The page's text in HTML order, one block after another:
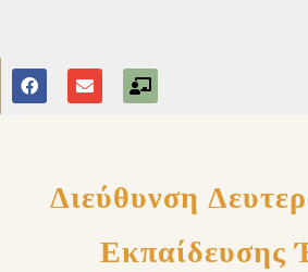
Διεύθυνση
Εκπαίδευσης